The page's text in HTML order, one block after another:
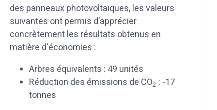
des panneaux photovoltaïques, les valeurs
suivantes ont permis d’apprécier
concrètement les résultats obtenus en
matière d'économies :
Arbres équivalents : 49 unités
Réduction des émissions de CO2 : -17
tonnes